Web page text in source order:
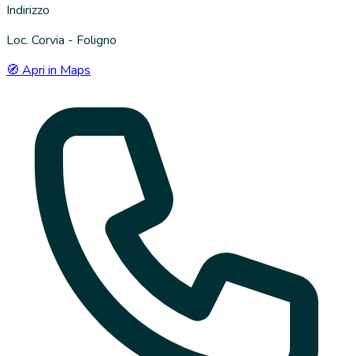
Indirizzo
Loc. Corvia - Foligno
🧭 Apri in Maps